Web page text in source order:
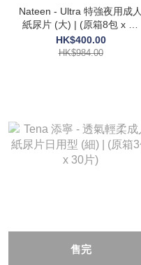
Nateen - Ultra 特強夜用成人
紙尿片 (大) | (原箱8包 x 10
片)
HK$400.00
HK$984.00
售完